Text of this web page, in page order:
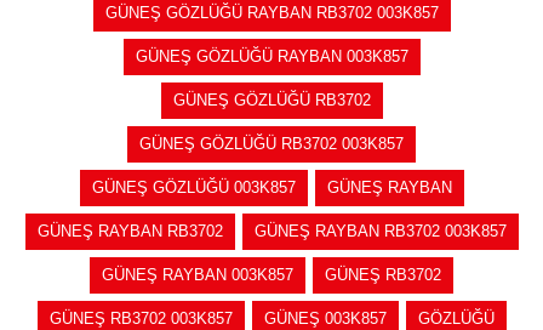
GÜNEŞ GÖZLÜĞÜ RAYBAN RB3702 003K857
GÜNEŞ GÖZLÜĞÜ RAYBAN 003K857
GÜNEŞ GÖZLÜĞÜ RB3702
GÜNEŞ GÖZLÜĞÜ RB3702 003K857
GÜNEŞ GÖZLÜĞÜ 003K857 GÜNEŞ RAYBAN
GÜNEŞ RAYBAN RB3702 GÜNEŞ RAYBAN RB3702 003K857
GÜNEŞ RAYBAN 003K857 GÜNEŞ RB3702
GÜNEŞ RB3702 003K857 GÜNEŞ 003K857 GÖZLÜĞÜ